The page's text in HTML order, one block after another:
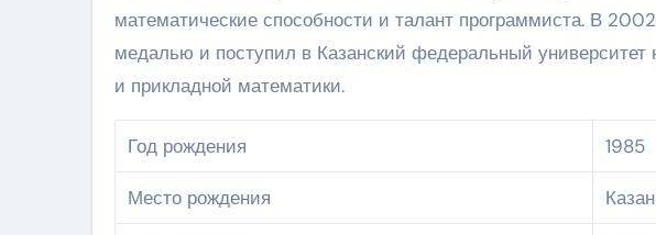
математические способности и талант программиста. В
медалью и поступил в Казанский федеральный
и прикладной математики.
Год рождения 1985
Место рождения